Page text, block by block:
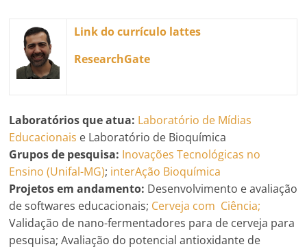
Link do currículo lattes
ResearchGate
Laboratórios que atua: Laboratório de Mídias
Educacionais e Laboratório de Bioquímica
Grupos de pesquisa: Inovações Tecnológicas no
Ensino (Unifal-MG); interAção Bioquímica
Projetos em andamento: Desenvolvimento e avaliação
de softwares educacionais; Cerveja com Ciência;
Validação de nano-fermentadores para de cerveja para
pesquisa; Avaliação do potencial antioxidante de